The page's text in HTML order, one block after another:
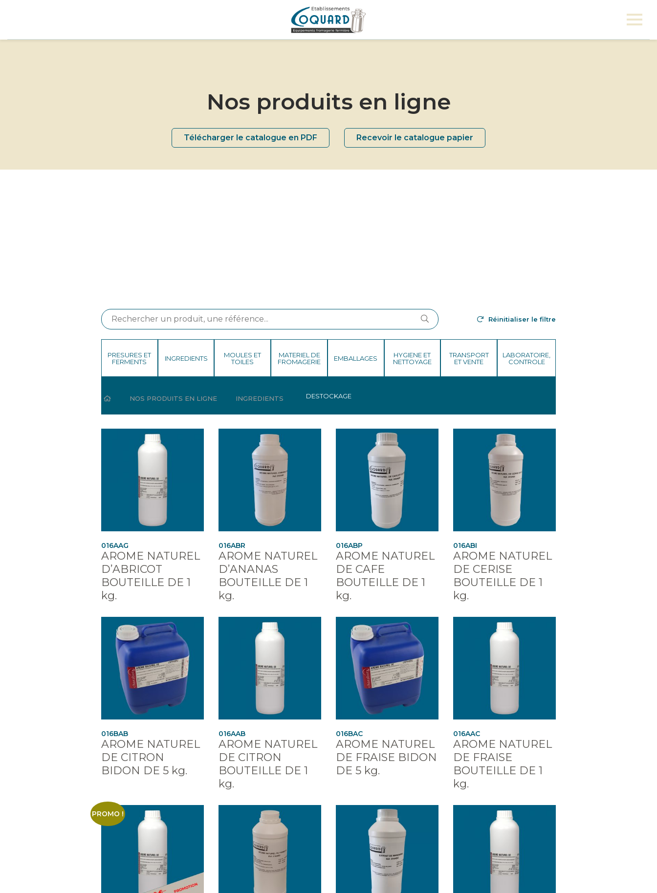
Nos produits en ligne
Télécharger le catalogue en PDF Recevoir le catalogue papier
Réinitialiser le filtre
PRESURES ET
FERMENTS
INGREDIENTS
MOULES ET
TOILES
MATERIEL DE
FROMAGERIE
EMBALLAGES
HYGIENE ET
NETTOYAGE
TRANSPORT
ET VENTE
LABORATOIRE,
CONTROLE
DESTOCKAGE
HOME NOS PRODUITS EN LIGNE INGREDIENTS AROMES NATURELS
016AAG
AROME NATUREL
D’ABRICOT
BOUTEILLE DE 1
kg.
016ABR
AROME NATUREL
D’ANANAS
BOUTEILLE DE 1
kg.
016ABP
AROME NATUREL
DE CAFE
BOUTEILLE DE 1
kg.
016ABI
AROME NATUREL
DE CERISE
BOUTEILLE DE 1
kg.
016BAB
AROME NATUREL
DE CITRON
BIDON DE 5 kg.
016AAB
AROME NATUREL
DE CITRON
BOUTEILLE DE 1
kg.
016BAC
AROME NATUREL
DE FRAISE BIDON
DE 5 kg.
016AAC
AROME NATUREL
DE FRAISE
BOUTEILLE DE 1
kg.
PROMO !